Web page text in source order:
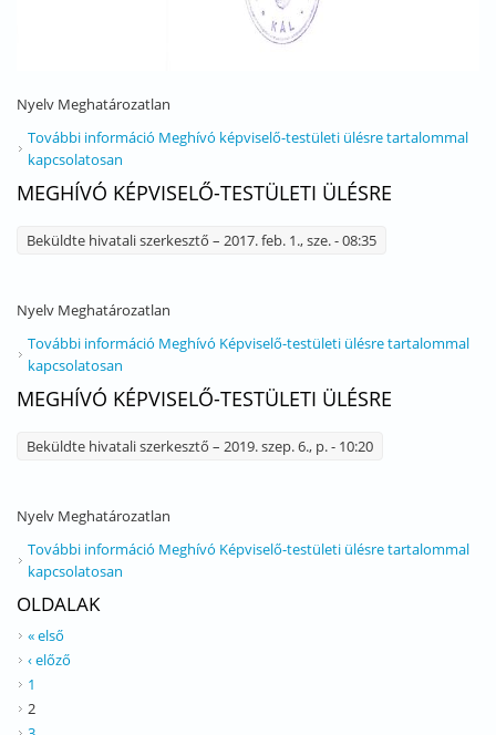
Nyelv Meghatározatlan
További információ Meghívó képviselő-testületi ülésre tartalommal
kapcsolatosan
MEGHÍVÓ KÉPVISELŐ-TESTÜLETI ÜLÉSRE
Beküldte hivatali szerkesztő – 2017. feb. 1., sze. - 08:35
Nyelv Meghatározatlan
További információ Meghívó Képviselő-testületi ülésre tartalommal
kapcsolatosan
MEGHÍVÓ KÉPVISELŐ-TESTÜLETI ÜLÉSRE
Beküldte hivatali szerkesztő – 2019. szep. 6., p. - 10:20
Nyelv Meghatározatlan
További információ Meghívó Képviselő-testületi ülésre tartalommal
kapcsolatosan
OLDALAK
« első
‹ előző
1
2